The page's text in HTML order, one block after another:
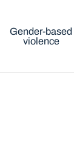
Gender-based
violence